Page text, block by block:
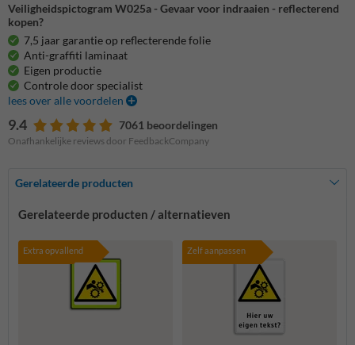
Veiligheidspictogram W025a - Gevaar voor indraaien - reflecterend
kopen?
7,5 jaar garantie op reflecterende folie
Anti-graffiti laminaat
Eigen productie
Controle door specialist
lees over alle voordelen
9.4 7061 beoordelingen
Onafhankelijke reviews door FeedbackCompany
Gerelateerde producten
Gerelateerde producten / alternatieven
Extra opvallend Zelf aanpassen